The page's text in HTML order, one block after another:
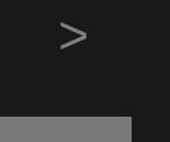
工作时间：8:30-
>